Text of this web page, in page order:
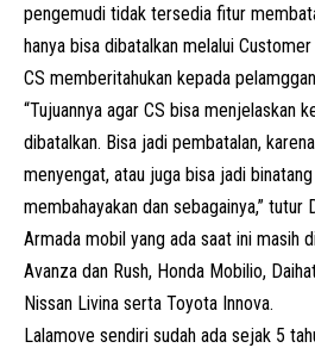
pengemudi tidak tersedia fitur
hanya bisa dibatalkan melalui
CS memberitahukan kepada
“Tujuannya agar CS bisa menjelaskan
dibatalkan. Bisa jadi pembatalan,
menyengat, atau juga bisa jadi
membahayakan dan sebagainya,” tutur
Armada mobil yang ada saat ini masih
Avanza dan Rush, Honda Mobilio,
Nissan Livina serta Toyota Innova.
Lalamove sendiri sudah ada sejak 5